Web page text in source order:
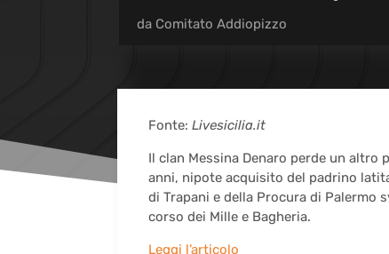
da Comitato Addiopizzo
Fonte: Livesicilia.it
Il clan Messina Denaro perde un altro
anni, nipote acquisito del padrino
di Trapani e della Procura di Palermo
corso dei Mille e Bagheria.
Leggi l’articolo